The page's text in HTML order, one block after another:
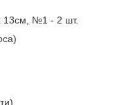
13см, №1 - 2 шт.